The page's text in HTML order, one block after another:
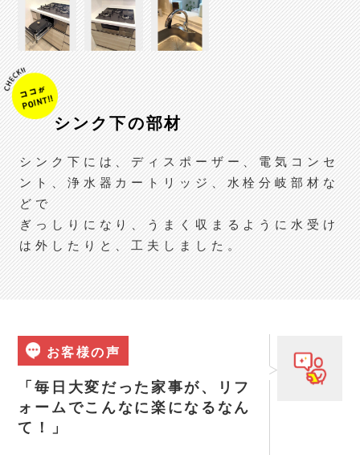
シンク下の部材
シンク下には、ディスポーザー、電気コンセ
ント、浄水器カートリッジ、水栓分岐部材な
どで
ぎっしりになり、うまく収まるように水受け
は外したりと、工夫しました。
お客様の声
「毎日大変だった家事が、リフ
ォームでこんなに楽になるなん
て！」